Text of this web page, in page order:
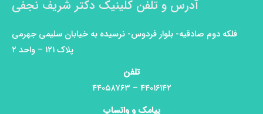
آدرس و تلفن کلینیک دکتر شریف نجفی
فلکه دوم صادقیه- بلوار فردوس- نرسیده به خیابان سلیمی جهرمی
پلاک ۱۲۱ – واحد ۲
تلفن
۴۴۰۱۶۱۴۲ – ۴۴۰۵۸۷۶۳
پیامک و واتساپ